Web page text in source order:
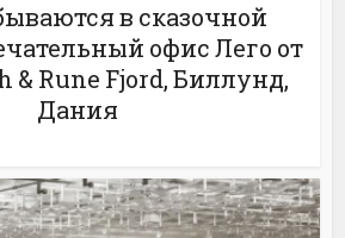
в сказочной
офис Лего от
& Rune Fjord, Биллунд,
Дания